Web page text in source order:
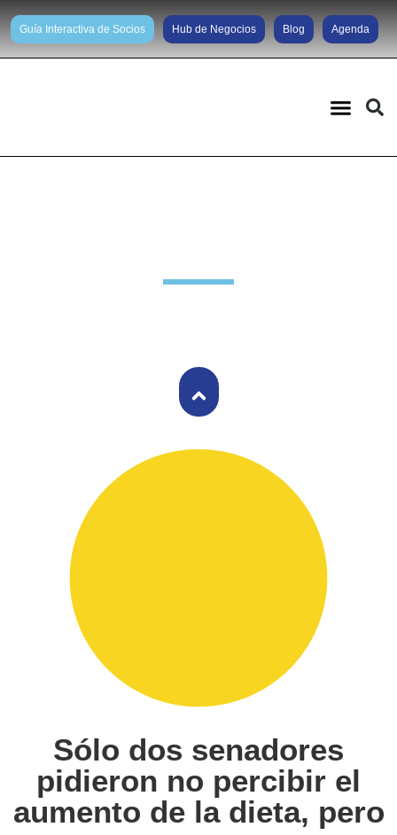
Guía Interactiva de Socios Hub de Negocios Blog Agenda
Sólo dos senadores
pidieron no percibir el
aumento de la dieta, pero